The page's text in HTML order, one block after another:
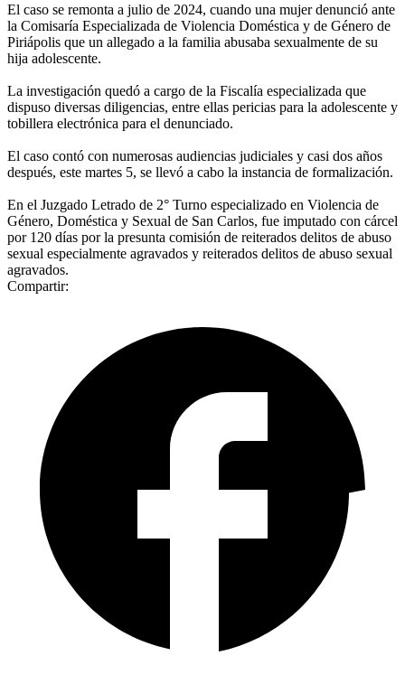
El caso se remonta a julio de 2024, cuando una mujer denunció ante
la Comisaría Especializada de Violencia Doméstica y de Género de
Piriápolis que un allegado a la familia abusaba sexualmente de su
hija adolescente.
La investigación quedó a cargo de la Fiscalía especializada que
dispuso diversas diligencias, entre ellas pericias para la adolescente y
tobillera electrónica para el denunciado.
El caso contó con numerosas audiencias judiciales y casi dos años
después, este martes 5, se llevó a cabo la instancia de formalización.
En el Juzgado Letrado de 2° Turno especializado en Violencia de
Género, Doméstica y Sexual de San Carlos, fue imputado con cárcel
por 120 días por la presunta comisión de reiterados delitos de abuso
sexual especialmente agravados y reiterados delitos de abuso sexual
agravados.
Compartir: